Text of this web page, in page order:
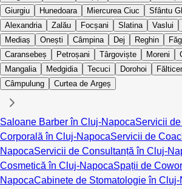
Giurgiu
Hunedoara Miercurea Ciuc Sfântu
Alexandria
Zalău Focșani Slatina Vaslui
Mediaș
Onești Câmpina Dej Reghin
Caransebeș
Petroșani Târgoviște Moreni
Mangalia
Medgidia Tecuci Dorohoi
Câmpulung
Curtea de Argeș
Saloane Barber în Cluj-NapocaServicii
Corporală în Cluj-NapocaServicii de
NapocaServicii de Consultanță în Cluj-
Cosmetică în Cluj-NapocaSpații de
NapocaCabinete de Stomatologie în Cluj-